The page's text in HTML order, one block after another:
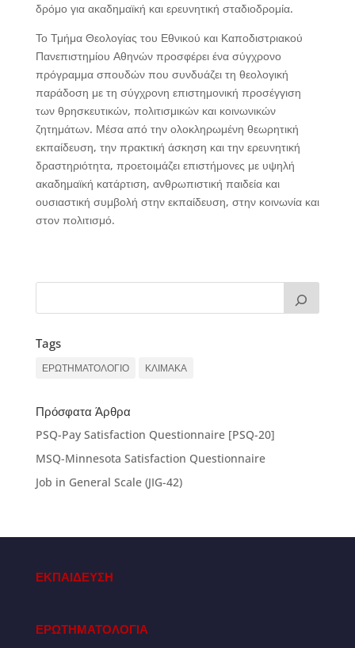
δρόμο για ακαδημαϊκή και ερευνητική σταδιοδρομία.
Το Τμήμα Θεολογίας του Εθνικού και Καποδιστριακού
Πανεπιστημίου Αθηνών προσφέρει ένα σύγχρονο
πρόγραμμα σπουδών που συνδυάζει τη θεολογική
παράδοση με τη σύγχρονη επιστημονική προσέγγιση
των θρησκευτικών, πολιτισμικών και κοινωνικών
ζητημάτων. Μέσα από την ολοκληρωμένη θεωρητική
εκπαίδευση, την πρακτική άσκηση και την ερευνητική
δραστηριότητα, προετοιμάζει επιστήμονες με υψηλή
ακαδημαϊκή κατάρτιση, ανθρωπιστική παιδεία και
ουσιαστική συμβολή στην εκπαίδευση, στην κοινωνία και
στον πολιτισμό.
Tags
ΕΡΩΤΗΜΑΤΟΛΟΓΙΟ ΚΛΙΜΑΚΑ
Πρόσφατα Άρθρα
PSQ-Pay Satisfaction Questionnaire [PSQ-20]
MSQ-Minnesota Satisfaction Questionnaire
Job in General Scale (JIG-42)
ΕΚΠΑΙΔΕΥΣΗ
ΕΡΩΤΗΜΑΤΟΛΟΓΙΑ